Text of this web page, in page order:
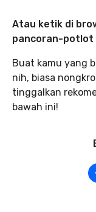
Atau ketik di
pancoran-potlot
Buat kamu yang
nih, biasa
tinggalkan
bawah ini!